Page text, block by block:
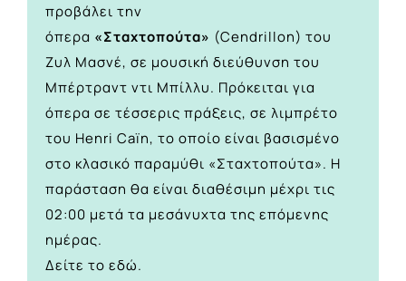
προβάλει την
όπερα «Σταχτοπούτα» (Cendrillon) του
Ζυλ Μασνέ, σε μουσική διεύθυνση του
Μπέρτραντ ντι Μπίλλυ. Πρόκειται για
όπερα σε τέσσερις πράξεις, σε λιμπρέτο
του Henri Caïn, το οποίο είναι βασισμένο
στο κλασικό παραμύθι «Σταχτοπούτα». Η
παράσταση θα είναι διαθέσιμη μέχρι τις
02:00 μετά τα μεσάνυχτα της επόμενης
ημέρας.
Δείτε τo εδώ.